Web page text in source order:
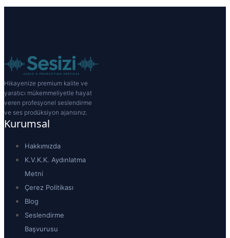
Hikayenize premium kalite ve
yaratıcı mükemmeliyetle hayat
veren profesyonel seslendirme
ve ses prodüksiyon ajansınız.
Kurumsal
Hakkımızda
K.V.K.K. Aydınlatma
Metni
Çerez Politikası
Blog
Seslendirme
Başvurusu